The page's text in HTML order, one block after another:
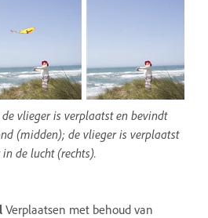
vlieger is verplaatst en bevindt
(midden); de vlieger is verplaatst
de lucht (rechts).
Verplaatsen met behoud van